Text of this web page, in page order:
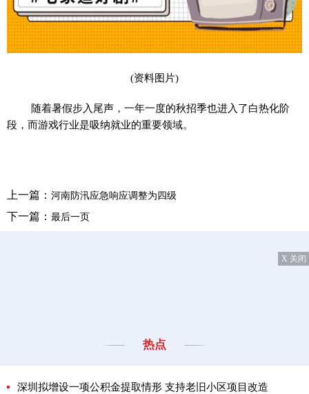
(资料图片)
随着暑假步入尾声，一年一度的秋招季也进入了白热化阶
段，而游戏行业是吸纳就业的重要领域。
上一篇： 河南防汛应急响应调整为四级
下一篇： 最后一页
X 关闭
热点
深圳拟增设一项公积金提取情形 支持老旧小区项目改造